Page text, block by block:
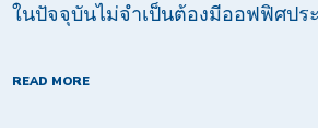
ในปัจจุบันไม่จำเป็นต้องมีออฟฟิศปร
READ MORE